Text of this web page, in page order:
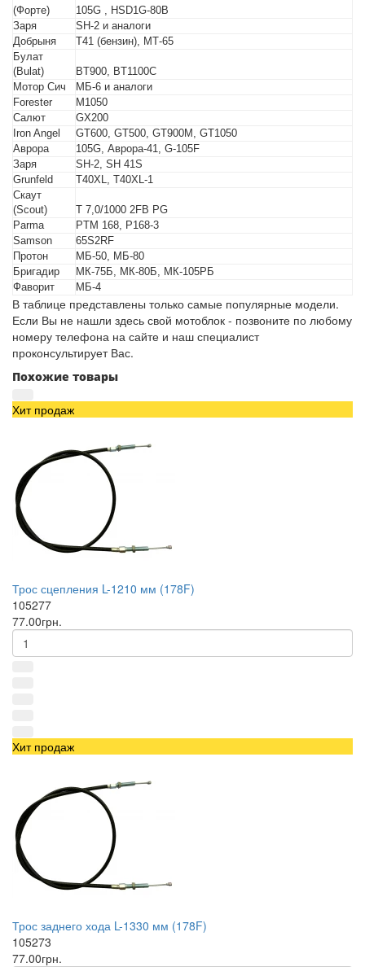
(Форте)
105G , HSD1G-80B
Заря
SH-2 и аналоги
Добрыня
Т41 (бензин), МТ-65
Булат
(Bulat)
BT900, BT1100C
Мотор Сич
МБ-6 и аналоги
Forester
M1050
Салют
GX200
Iron Angel
GT600, GT500, GT900M, GT1050
Аврора
105G, Аврора-41, G-105F
Заря
SH-2, SH 41S
Grunfeld
T40XL, T40XL-1
Скаут
(Scout)
T 7,0/1000 2FB PG
Parma
PTM 168, P168-3
Samson
65S2RF
Протон
МБ-50, МБ-80
Бригадир
МК-75Б, МК-80Б, МК-105РБ
Фаворит
МБ-4
В таблице представлены только самые популярные модели.
Если Вы не нашли здесь свой мотоблок - позвоните по любому
номеру телефона на сайте и наш специалист
проконсультирует Вас.
Похожие товары
Хит продаж
Трос сцепления L-1210 мм (178F)
105277
77.00грн.
Хит продаж
Трос заднего хода L-1330 мм (178F)
105273
77.00грн.